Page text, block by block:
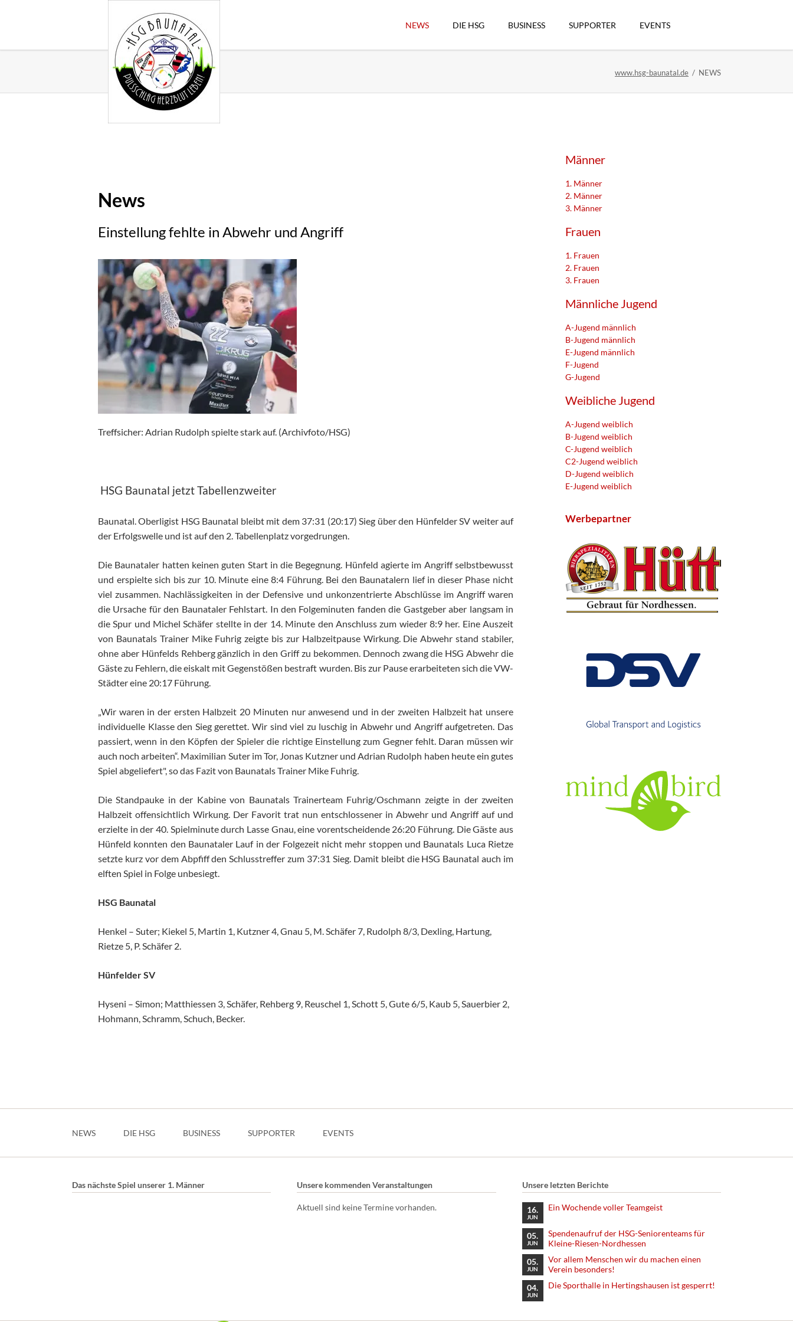
NEWS DIE HSG BUSINESS SUPPORTER EVENTS
www.hsg-baunatal.de NEWS
News
Einstellung fehlte in Abwehr und Angriff
Treffsicher: Adrian Rudolph spielte stark auf. (Archivfoto/HSG)
HSG Baunatal jetzt Tabellenzweiter
Baunatal. Oberligist HSG Baunatal bleibt mit dem 37:31 (20:17) Sieg über den Hünfelder SV weiter auf
der Erfolgswelle und ist auf den 2. Tabellenplatz vorgedrungen.
Die Baunataler hatten keinen guten Start in die Begegnung. Hünfeld agierte im Angriff selbstbewusst
und erspielte sich bis zur 10. Minute eine 8:4 Führung. Bei den Baunatalern lief in dieser Phase nicht
viel zusammen. Nachlässigkeiten in der Defensive und unkonzentrierte Abschlüsse im Angriff waren
die Ursache für den Baunataler Fehlstart. In den Folgeminuten fanden die Gastgeber aber langsam in
die Spur und Michel Schäfer stellte in der 14. Minute den Anschluss zum wieder 8:9 her. Eine Auszeit
von Baunatals Trainer Mike Fuhrig zeigte bis zur Halbzeitpause Wirkung. Die Abwehr stand stabiler,
ohne aber Hünfelds Rehberg gänzlich in den Griff zu bekommen. Dennoch zwang die HSG Abwehr die
Gäste zu Fehlern, die eiskalt mit Gegenstößen bestraft wurden. Bis zur Pause erarbeiteten sich die VW-
Städter eine 20:17 Führung.
„Wir waren in der ersten Halbzeit 20 Minuten nur anwesend und in der zweiten Halbzeit hat unsere
individuelle Klasse den Sieg gerettet. Wir sind viel zu luschig in Abwehr und Angriff aufgetreten. Das
passiert, wenn in den Köpfen der Spieler die richtige Einstellung zum Gegner fehlt. Daran müssen wir
auch noch arbeiten“. Maximilian Suter im Tor, Jonas Kutzner und Adrian Rudolph haben heute ein gutes
Spiel abgeliefert", so das Fazit von Baunatals Trainer Mike Fuhrig.
Die Standpauke in der Kabine von Baunatals Trainerteam Fuhrig/Oschmann zeigte in der zweiten
Halbzeit offensichtlich Wirkung. Der Favorit trat nun entschlossener in Abwehr und Angriff auf und
erzielte in der 40. Spielminute durch Lasse Gnau, eine vorentscheidende 26:20 Führung. Die Gäste aus
Hünfeld konnten den Baunataler Lauf in der Folgezeit nicht mehr stoppen und Baunatals Luca Rietze
setzte kurz vor dem Abpfiff den Schlusstreffer zum 37:31 Sieg. Damit bleibt die HSG Baunatal auch im
elften Spiel in Folge unbesiegt.
HSG Baunatal
Henkel – Suter; Kiekel 5, Martin 1, Kutzner 4, Gnau 5, M. Schäfer 7, Rudolph 8/3, Dexling, Hartung,
Rietze 5, P. Schäfer 2.
Hünfelder SV
Hyseni – Simon; Matthiessen 3, Schäfer, Rehberg 9, Reuschel 1, Schott 5, Gute 6/5, Kaub 5, Sauerbier 2,
Hohmann, Schramm, Schuch, Becker.
Männer
1. Männer
2. Männer
3. Männer
Frauen
1. Frauen
2. Frauen
3. Frauen
Männliche Jugend
A-Jugend männlich
B-Jugend männlich
E-Jugend männlich
F-Jugend
G-Jugend
Weibliche Jugend
A-Jugend weiblich
B-Jugend weiblich
C-Jugend weiblich
C2-Jugend weiblich
D-Jugend weiblich
E-Jugend weiblich
Werbepartner
NEWS DIE HSG BUSINESS SUPPORTER EVENTS
Das nächste Spiel unserer 1. Männer Unsere kommenden Veranstaltungen
Aktuell sind keine Termine vorhanden.
Unsere letzten Berichte
16.
JUN
Ein Wochende voller Teamgeist
05.
JUN
Spendenaufruf der HSG-Seniorenteams für
Kleine-Riesen-Nordhessen
05.
JUN
Vor allem Menschen wir du machen einen
Verein besonders!
04.
JUN
Die Sporthalle in Hertingshausen ist gesperrt!